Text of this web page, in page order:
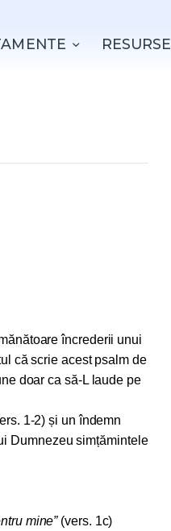
RESURSE
încrederii unui
că scrie acest psalm de
doar ca să-L laude pe
1-2) și un îndemn
Dumnezeu simțămintele
mine”(vers. 1c)